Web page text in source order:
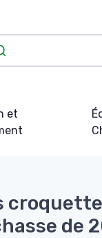
et
de